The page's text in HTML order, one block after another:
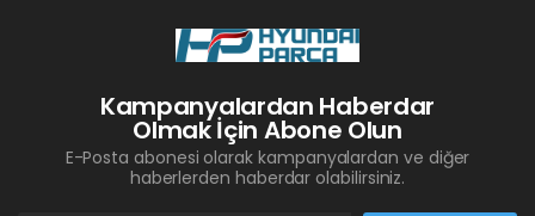
Kampanyalardan Haberdar
Olmak İçin Abone Olun
E-Posta abonesi olarak kampanyalardan ve diğer
haberlerden haberdar olabilirsiniz.